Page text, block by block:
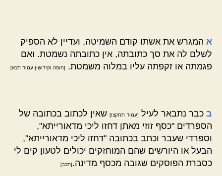
א המגרש את אשתו קודם השמיטה, ועדיין לא הספיק
לשלם לה את סך כתובתה, אין כתובתה נשמטת. ואם
פגמתה או זקפתה עליו במלוה משמטת.
[חופה וקידושין עמוד תכא]
ב כבר נתבאר לעיל [עמוד תתקצו] שאין לכתוב בכתובה של
הספרדים "כסף זוזי מאתן דחזו ליכי מדאורייתא",
וספרדי שעבר וכתב בכתובה "דחזו ליכי מדאורייתא",
הבעל או היורשים שהם המוחזקים יכולים לטעון קים לי
כסברת הפוסקים שגובה מכסף מדינה.[תכב]